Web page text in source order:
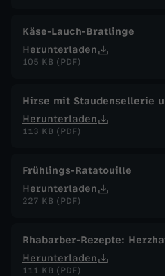
Käse-Lauch-Bratlinge
Herunterladen
105 KB (PDF)
Hirse mit Staudensellerie
Herunterladen
113 KB (PDF)
Frühlings-Ratatouille
Herunterladen
227 KB (PDF)
Rhabarber-Rezepte:
Herunterladen
111 KB (PDF)